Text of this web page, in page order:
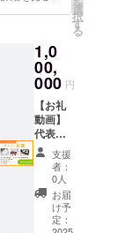
有効期
5月末ま
で 受講
方法：
オンラ
イン
（Zoom
または
Google
Meet）
【モニ
ターに
関する
ご案
5L 素
（ジュ
ー
ト）、
他 ※送
付のた
め、お
名前・
住所・
電話番
号をご
記入く
ださ
い。
の基本
的な流
れ etc
【オリ
ジナル
グッ
ズ】 サ
イズ：
本体/約
220×22
0×110
mm、
持ち手/
定）】
ネット
ワーク
の基礎
IPアド
レッシ
ングと
サブ
ネット
スイッ
チング
とVLAN
アクセ
から入
会を考
方 ※月
額料金
につい
てはプ
ロジェ
クト
ページ
のコー
ス内容
をご覧
くださ
い。
【オリ
選
択
す
る
1,0
00,
000 円
【お礼
動画】
代表の
田中が
心を込
めてお
礼の動
画をお
送りさ
支援
者：
0人
お届
け予
定：